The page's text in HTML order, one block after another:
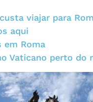
viajar para
aqui
em Roma
Vaticano perto do